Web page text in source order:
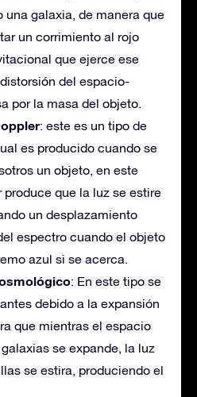
una galaxia, de manera que
un corrimiento al rojo
que ejerce ese
del espacio-
por la masa del objeto.
: este es un tipo de
es producido cuando se
un objeto, en este
que la luz se estire
un desplazamiento
espectro cuando el objeto
azul si se acerca.
: En este tipo se
debido a la expansión
que mientras el espacio
se expande, la luz
se estira, produciendo el